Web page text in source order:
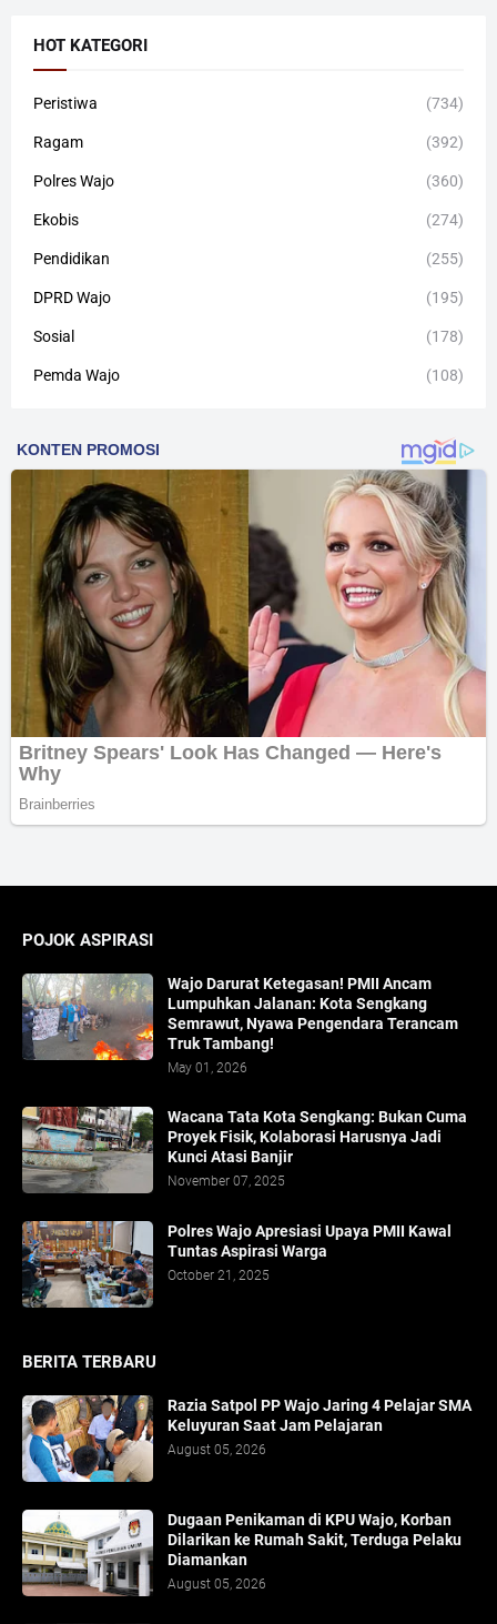
HOT KATEGORI
Peristiwa (734)
Ragam (392)
Polres Wajo (360)
Ekobis (274)
Pendidikan (255)
DPRD Wajo (195)
Sosial (178)
Pemda Wajo (108)
POJOK ASPIRASI
Wajo Darurat Ketegasan! PMII Ancam
Lumpuhkan Jalanan: Kota Sengkang
Semrawut, Nyawa Pengendara Terancam
Truk Tambang!
May 01, 2026
​Wacana Tata Kota Sengkang: Bukan Cuma
Proyek Fisik, Kolaborasi Harusnya Jadi
Kunci Atasi Banjir
November 07, 2025
Polres Wajo Apresiasi Upaya PMII Kawal
Tuntas Aspirasi Warga
October 21, 2025
BERITA TERBARU
Razia Satpol PP Wajo Jaring 4 Pelajar SMA
Keluyuran Saat Jam Pelajaran
August 05, 2026
Dugaan Penikaman di KPU Wajo, Korban
Dilarikan ke Rumah Sakit, Terduga Pelaku
Diamankan
August 05, 2026